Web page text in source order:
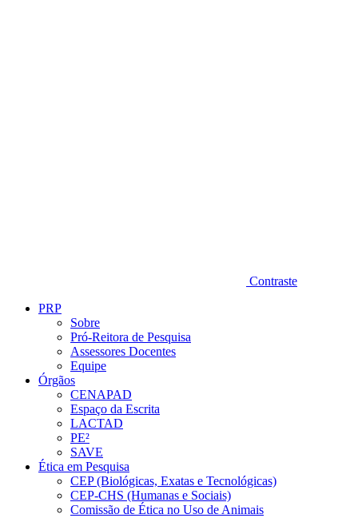
Contraste
PRP
Sobre
Pró-Reitora de Pesquisa
Assessores Docentes
Equipe
Órgãos
CENAPAD
Espaço da Escrita
LACTAD
PE²
SAVE
Ética em Pesquisa
CEP (Biológicas, Exatas e Tecnológicas)
CEP-CHS (Humanas e Sociais)
Comissão de Ética no Uso de Animais